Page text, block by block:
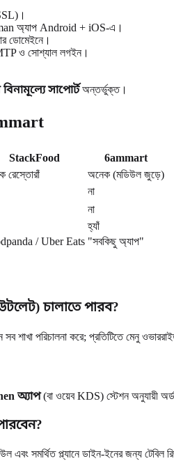
অ্যাপ Android + iOS-এ।
ডোমেইনে।
ও সোশ্যাল লগইন।
সাপোর্টঅন্তর্ভুক্ত।
StackFood
6ammart
রেস্তোরাঁ
অনেক (মডিউল জুড়ে)
না
না
হ্যাঁ
/ Uber Eats "সবকিছু অ্যাপ"
চালাতে পারব?
শাখা পরিচালনা করে; প্রতিটিতে মেনু
অ্যাপ(বা ওয়েব KDS) স্টেশন অনুযায়ী
সমর্থিত প্ল্যানে ডাইন-ইনের জন্য টেবিল